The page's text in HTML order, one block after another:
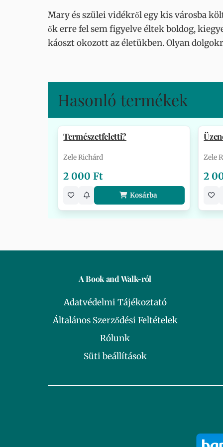
Mary és szülei vidékről egy kis városba
ők erre fel sem figyelve éltek boldog,
káoszt okozott az életükben. Olyan
Hasonló termékek
Természetfeletti?
Zele Richárd
2 000 Ft
Kosárba
Zele
2
A Book and Walk-ról
Adatvédelmi Tájékoztató
Általános Szerződési Feltételek
Rólunk
Süti beállítások